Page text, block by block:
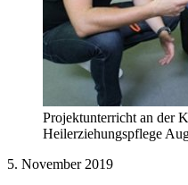
Projektunterricht an der
Heilerziehungspflege
5. November 2019